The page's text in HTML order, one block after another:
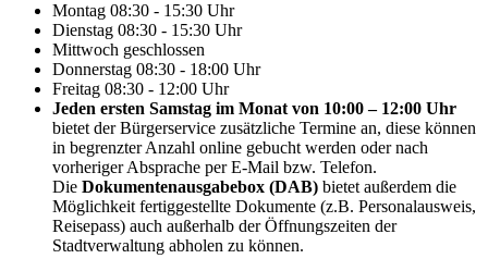
Montag 08:30 - 15:30 Uhr
Dienstag 08:30 - 15:30 Uhr
Mittwoch geschlossen
Donnerstag 08:30 - 18:00 Uhr
Freitag 08:30 - 12:00 Uhr
Jeden ersten Samstag im Monat von 10:00 – 12:00 Uhr
bietet der Bürgerservice zusätzliche Termine an, diese können
in begrenzter Anzahl online gebucht werden oder nach
vorheriger Absprache per E-Mail bzw. Telefon.
Die Dokumentenausgabebox (DAB) bietet außerdem die
Möglichkeit fertiggestellte Dokumente (z.B. Personalausweis,
Reisepass) auch außerhalb der Öffnungszeiten der
Stadtverwaltung abholen zu können.